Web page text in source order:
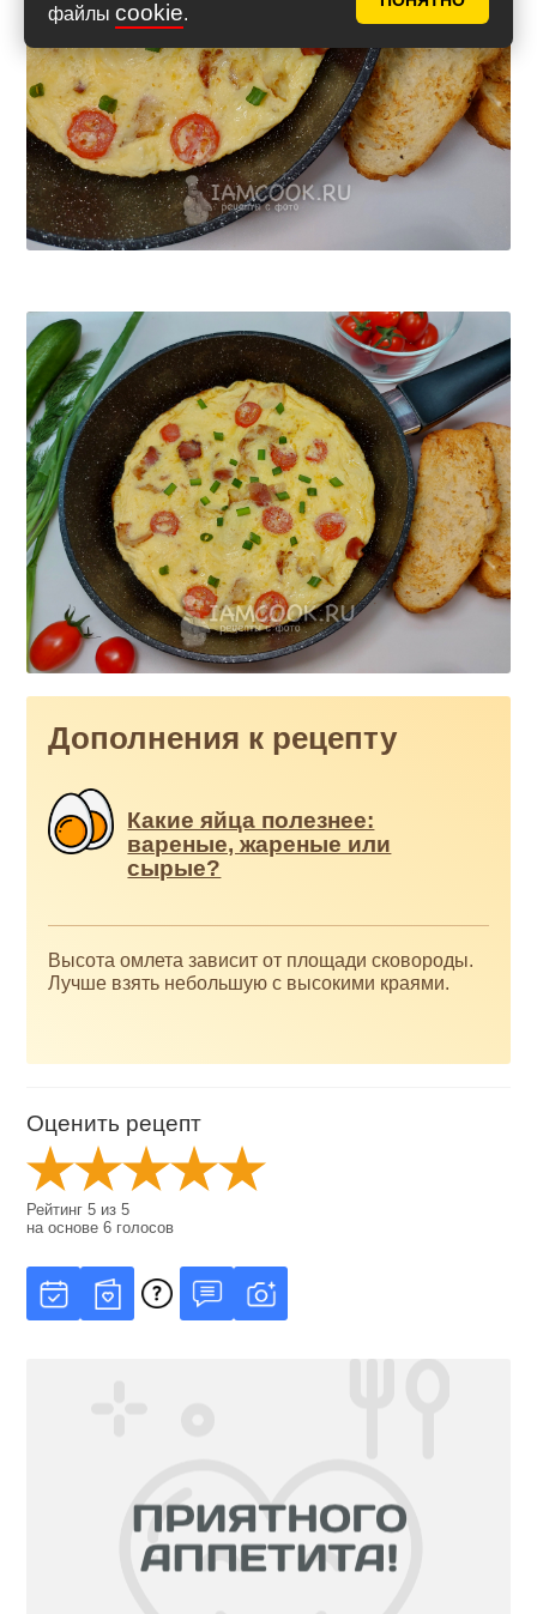
файлы cookie.
Дополнения к рецепту
Какие яйца полезнее:
вареные, жареные или
сырые?
Высота омлета зависит от площади сковороды.
Лучше взять небольшую с высокими краями.
Оценить рецепт
Рейтинг5 из5
на основе6 голосов